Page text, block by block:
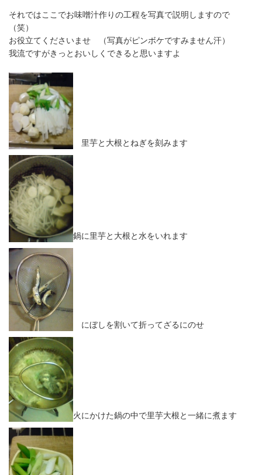
それではここでお味噌汁作りの工程を写真で説明しますので
（笑）
お役立てくださいませ （写真がピンボケですみません汗）
我流ですがきっとおいしくできると思いますよ
里芋と大根とねぎを刻みます
鍋に里芋と大根と水をいれます
にぼしを割いて折ってざるにのせ
火にかけた鍋の中で里芋大根と一緒に煮ます